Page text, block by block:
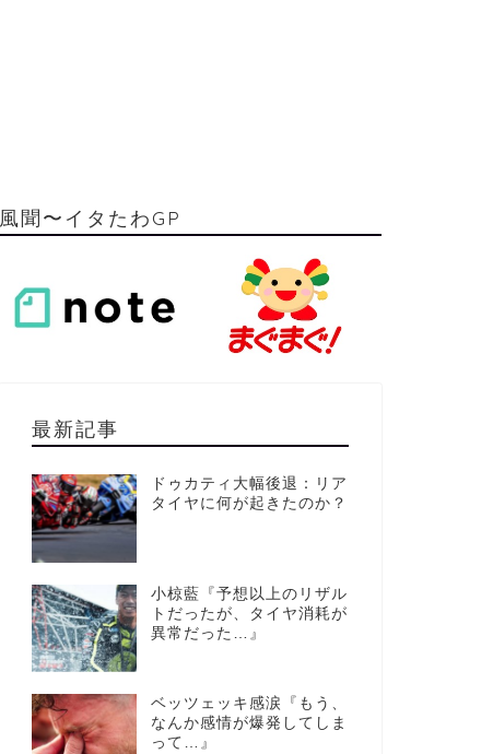
風聞〜イタたわGP
最新記事
ドゥカティ大幅後退：リア
タイヤに何が起きたのか？
小椋藍『予想以上のリザル
トだったが、タイヤ消耗が
異常だった…』
ベッツェッキ感涙『もう、
なんか感情が爆発してしま
って…』